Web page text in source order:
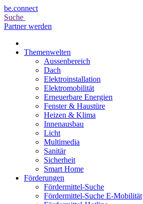
be.connect
Suche
Partner werden
Themenwelten
Aussenbereich
Dach
Elektroinstallation
Elektromobilität
Erneuerbare Energien
Fenster & Haustüre
Heizen & Klima
Innenausbau
Licht
Multimedia
Sanitär
Sicherheit
Smart Home
Förderungen
Fördermittel-Suche
Fördermittel-Suche E-Mobilität